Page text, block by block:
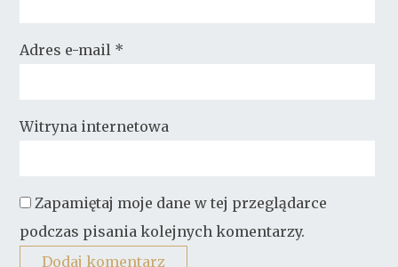
Adres e-mail *
Witryna internetowa
Zapamiętaj moje dane w tej przeglądarce
podczas pisania kolejnych komentarzy.